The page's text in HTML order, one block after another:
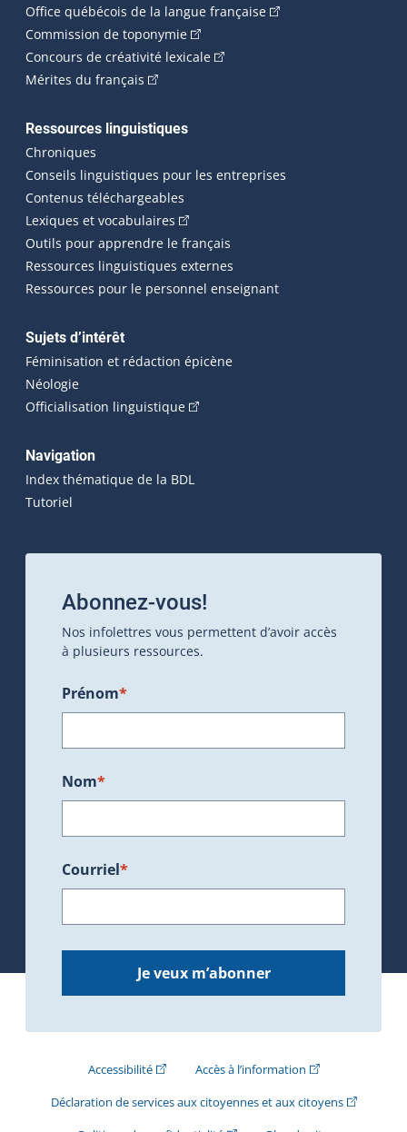
Office québécois de la langue française(Cet hyperlien
Commission de toponymie(Cet hyperlien externe s'ouvrira
Concours de créativité lexicale(Cet hyperlien externe
Mérites du français (Cet hyperlien externe s'ouvrira dans une
Ressources linguistiques
Chroniques
Conseils linguistiques pour les entreprises
Contenus téléchargeables
Lexiques et vocabulaires (Cet hyperlien externe s'ouvrira
Outils pour apprendre le français
Ressources linguistiques externes
Ressources pour le personnel enseignant
Sujets d’intérêt
Féminisation et rédaction épicène
Néologie
Officialisation linguistique(Cet hyperlien externe s'ouvrira
Navigation
Index thématique de la BDL
Tutoriel
Abonnez-vous!
Nos infolettres vous permettent d’avoir accès
à plusieurs ressources.
Prénom*
Nom*
Courriel*
Je veux m’abonner
Accessibilité(Cet hyperlien externe s'ouvrira dans une
Accès à l’information(Cet hyperlien
Déclaration de services aux citoyennes et aux citoyens(Cet